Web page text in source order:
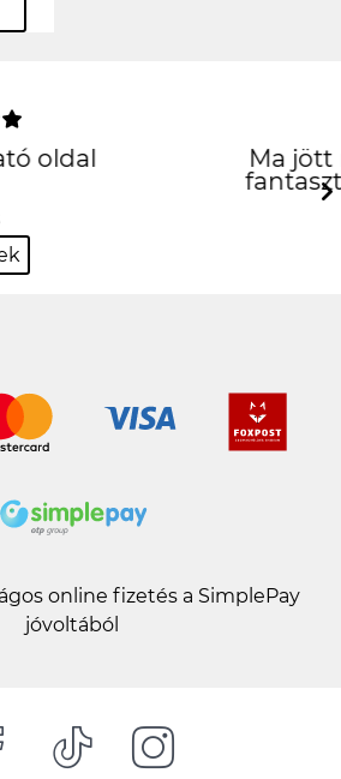
tokom és egyszerűen
KÖSZI EGYEDIALMA!
Bulgur
online fizetés a SimplePay
jóvoltából